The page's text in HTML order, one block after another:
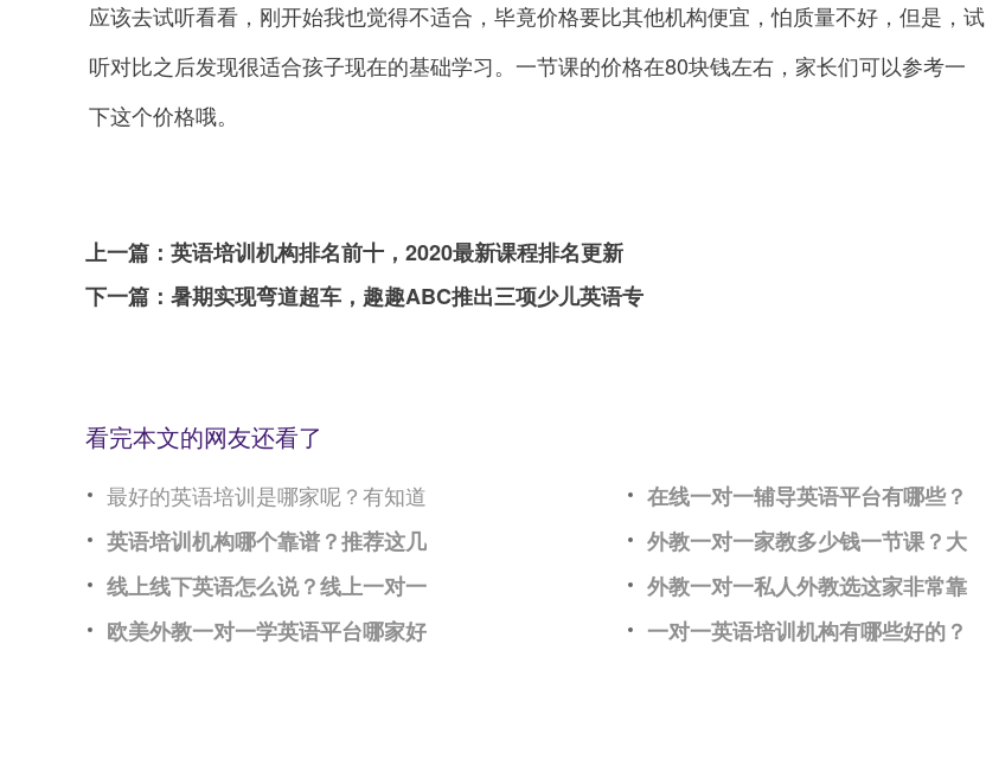
应该去试听看看，刚开始我也觉得不适合，毕竟价格要比其他机构便宜，怕质量不好，但是，试
听对比之后发现很适合孩子现在的基础学习。一节课的价格在80块钱左右，家长们可以参考一
下这个价格哦。
上一篇： 英语培训机构排名前十，2020最新课程排名更新
下一篇： 暑期实现弯道超车，趣趣ABC推出三项少儿英语专
看完本文的网友还看了
最好的英语培训是哪家呢？有知道
在线一对一辅导英语平台有哪些？
英语培训机构哪个靠谱？推荐这几
外教一对一家教多少钱一节课？大
线上线下英语怎么说？线上一对一
外教一对一私人外教选这家非常靠
欧美外教一对一学英语平台哪家好
一对一英语培训机构有哪些好的？